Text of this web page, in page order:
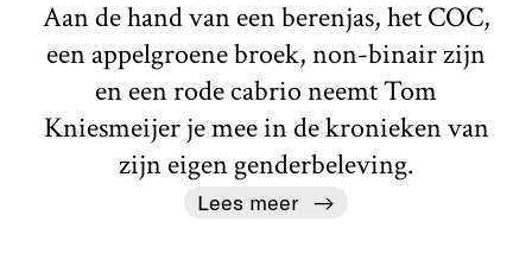
Aan de hand van een berenjas, het COC,
een appelgroene broek, non-binair zijn
en een rode cabrio neemt Tom
Kniesmeijer je mee in de kronieken van
zijn eigen genderbeleving.
Lees meer